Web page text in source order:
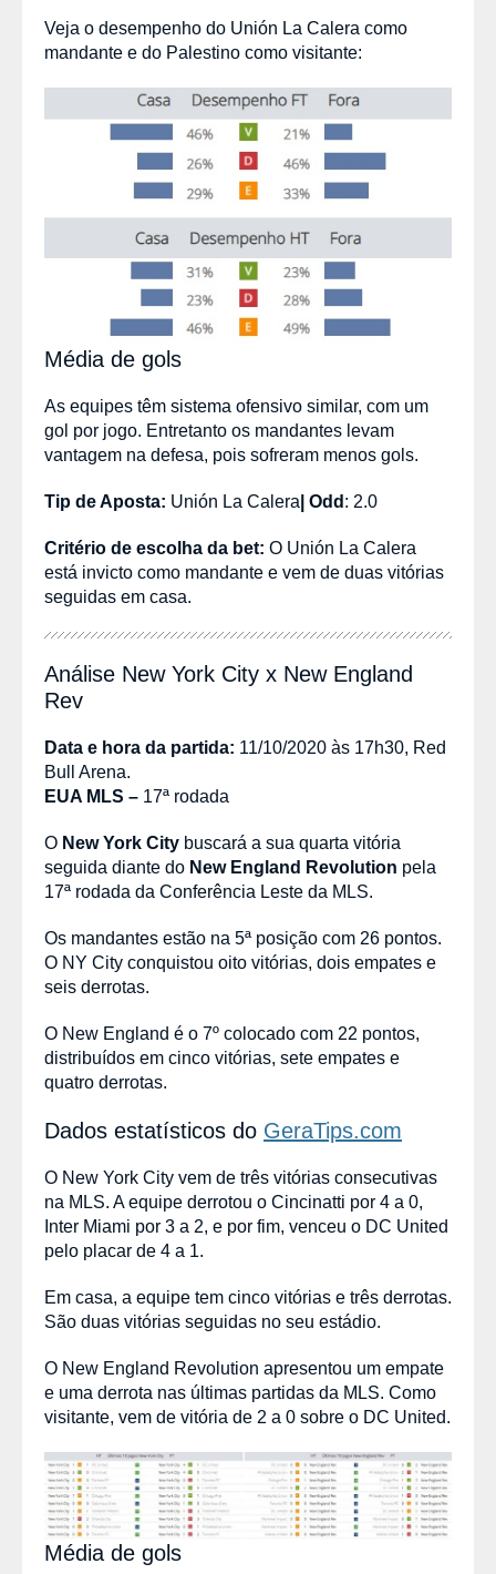
Veja o desempenho do Unión La Calera como
mandante e do Palestino como visitante:
Média de gols
As equipes têm sistema ofensivo similar, com um
gol por jogo. Entretanto os mandantes levam
vantagem na defesa, pois sofreram menos gols.
Tip de Aposta: Unión La Calera Odd : 2.0
Critério de escolha da bet: O Unión La Calera
está invicto como mandante e vem de duas vitórias
seguidas em casa.
Análise New York City x New England
Rev
Data e hora da partida: 11/10/2020 às 17h30, Red
Bull Arena.
EUA MLS – 17ª rodada
O New York City buscará a sua quarta vitória
seguida diante do New England Revolution pela
17ª rodada da Conferência Leste da MLS.
Os mandantes estão na 5ª posição com 26 pontos.
O NY City conquistou oito vitórias, dois empates e
seis derrotas.
O New England é o 7º colocado com 22 pontos,
distribuídos em cinco vitórias, sete empates e
quatro derrotas.
Dados estatísticos do GeraTips.com
O New York City vem de três vitórias consecutivas
na MLS. A equipe derrotou o Cincinatti por 4 a 0,
Inter Miami por 3 a 2, e por fim, venceu o DC United
pelo placar de 4 a 1.
Em casa, a equipe tem cinco vitórias e três derrotas.
São duas vitórias seguidas no seu estádio.
O New England Revolution apresentou um empate
e uma derrota nas últimas partidas da MLS. Como
visitante, vem de vitória de 2 a 0 sobre o DC United.
Média de gols